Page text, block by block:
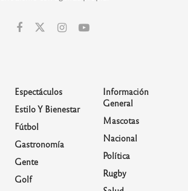
Espectáculos
Estilo Y Bienestar
Fútbol
Gastronomía
Gente
Golf
Información
General
Mascotas
Nacional
Política
Rugby